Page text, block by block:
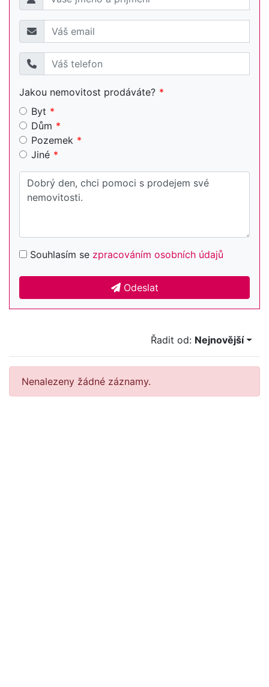
Jakou nemovitost prodáváte?
Byt
Dům
Pozemek
Jiné
Souhlasím se zpracováním osobních údajů
Odeslat
Řadit od: Nejnovější
Nenalezeny žádné záznamy.